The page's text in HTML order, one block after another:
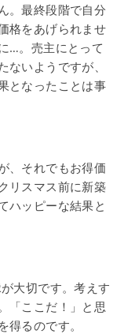
。最終段階で自分
格をあげられませ
…。売主にとって
いようですが、
となったことは事
、それでもお得価
リスマス前に新築
ハッピーな結果と
大切です。考えす
「ここだ！」と思
るのです。